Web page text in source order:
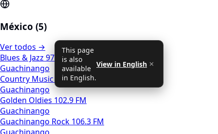
México (5)
Ver todos →
Blues & Jazz 97.7 FM
Guachinango
Country Music FM 92.5
Guachinango
Golden Oldies 102.9 FM
Guachinango
Guachinango Rock 106.3 FM
This page
is also
available
in English.
View in English ✕